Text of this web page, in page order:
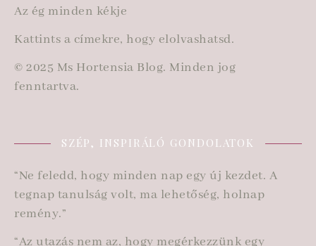
Az ég minden kékje
Kattints a címekre, hogy elolvashatsd.
© 2025 Ms Hortensia Blog. Minden jog
fenntartva.
SZÉP, INSPIRÁLÓ GONDOLATOK
“Ne feledd, hogy minden nap egy új kezdet. A
tegnap tanulság volt, ma lehetőség, holnap
remény.”
“Az utazás nem az, hogy megérkezzünk egy